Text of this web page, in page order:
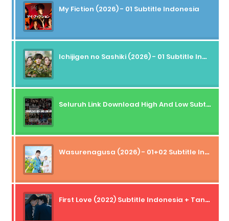
My Fiction (2026) - 01 Subtitle Indonesia
Ichijigen no Sashiki (2026) - 01 Subtitle Indonesia
Seluruh Link Download High And Low Subtitle Indonesia
Wasurenagusa (2026) - 01+02 Subtitle Indonesia
First Love (2022) Subtitle Indonesia + Tanpa Iklan + Streaming + 1080p